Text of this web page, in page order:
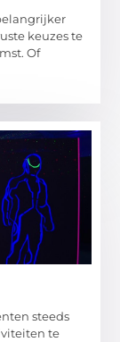
keuzes te
Of
steeds
te